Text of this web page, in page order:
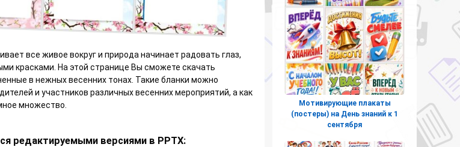
все живое вокруг и природа начинает радовать глаз,
красками. На этой странице Вы сможете скачать
в нежных весенних тонах. Такие бланки можно
и участников различных весенних мероприятий, а как
множество.
редактируемыми версиями в PPTX:
Мотивирующие плакаты
(постеры) на День знаний к 1
сентября